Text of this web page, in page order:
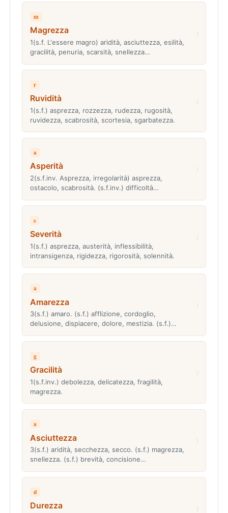
m
Magrezza
1(s.f. L'essere magro) aridità, asciuttezza, esilità,
gracilità, penuria, scarsità, snellezza…
r
Ruvidità
1(s.f.) asprezza, rozzezza, rudezza, rugosità,
ruvidezza, scabrosità, scortesia, sgarbatezza.
a
Asperità
2(s.f.inv. Asprezza, irregolarità) asprezza,
ostacolo, scabrosità. (s.f.inv.) difficoltà…
s
Severità
1(s.f.) asprezza, austerità, inflessibilità,
intransigenza, rigidezza, rigorosità, solennità.
a
Amarezza
3(s.f.) amaro. (s.f.) afflizione, cordoglio,
delusione, dispiacere, dolore, mestizia. (s.f.)…
g
Gracilità
1(s.f.inv.) debolezza, delicatezza, fragilità,
magrezza.
a
Asciuttezza
3(s.f.) aridità, secchezza, secco. (s.f.) magrezza,
snellezza. (s.f.) brevità, concisione…
d
Durezza